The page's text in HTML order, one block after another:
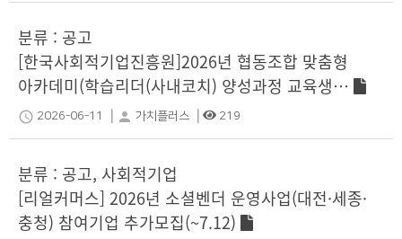
분류 : 공고
[한국사회적기업진흥원]2026년 협동조합 맞춤형
아카데미(학습리더(사내코치) 양성과정 교육생…
schedule 2026-06-11 | person 가치플러스 | 219
분류 : 공고, 사회적기업
[리얼커머스] 2026년 소셜벤더 운영사업(대전·세종·
충청) 참여기업 추가모집(~7.12)